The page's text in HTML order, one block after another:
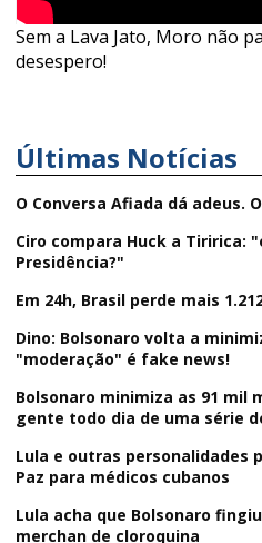
Sem a Lava Jato, Moro não
desespero!
Últimas Notícias
O Conversa Afiada dá adeus.
Ciro compara Huck a Tiririca:
Presidência?"
Em 24h, Brasil perde mais
Dino: Bolsonaro volta a
"moderação" é fake news!
Bolsonaro minimiza as 91 mil
gente todo dia de uma série
Lula e outras personalidades
Paz para médicos cubanos
Lula acha que Bolsonaro
merchan de cloroquina